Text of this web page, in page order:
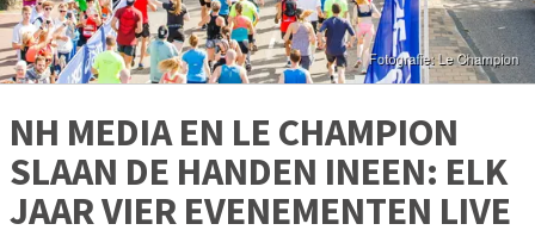
NH MEDIA EN LE CHAMPION
SLAAN DE HANDEN INEEN: ELK
JAAR VIER EVENEMENTEN LIVE